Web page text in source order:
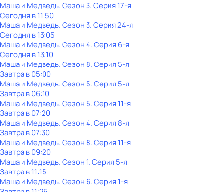
Маша и Медведь. Сезон 3. Серия 17-я
Сегодня в 11:50
Маша и Медведь. Сезон 3. Серия 24-я
Сегодня в 13:05
Маша и Медведь. Сезон 4. Серия 6-я
Сегодня в 13:10
Маша и Медведь. Сезон 8. Серия 5-я
Завтра в 05:00
Маша и Медведь. Сезон 5. Серия 5-я
Завтра в 06:10
Маша и Медведь. Сезон 5. Серия 11-я
Завтра в 07:20
Маша и Медведь. Сезон 4. Серия 8-я
Завтра в 07:30
Маша и Медведь. Сезон 8. Серия 11-я
Завтра в 09:20
Маша и Медведь. Сезон 1. Серия 5-я
Завтра в 11:15
Маша и Медведь. Сезон 6. Серия 1-я